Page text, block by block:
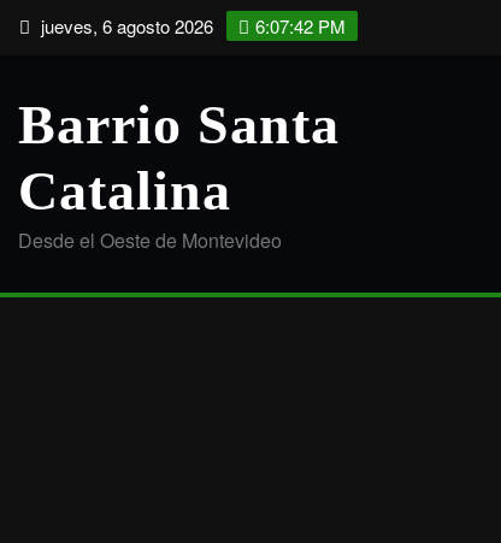
Saltarjueves, 6 agosto 2026 6:07:43 PM
Barrio Santa
Catalina
Desde el Oeste de Montevideo